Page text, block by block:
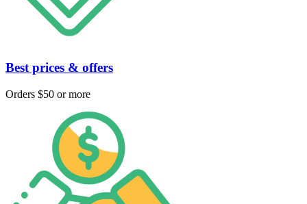
Best prices & offers
Orders $50 or more